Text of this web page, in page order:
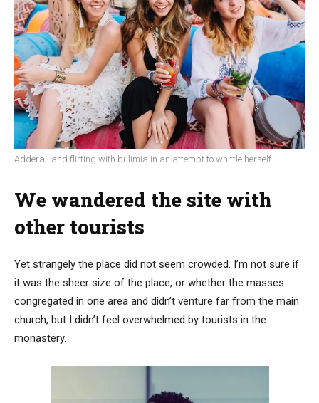
Adderall and flirting with bulimia in an attempt to whittle herself
We wandered the site with
other tourists
Yet strangely the place did not seem crowded. I’m not sure if
it was the sheer size of the place, or whether the masses
congregated in one area and didn’t venture far from the main
church, but I didn’t feel overwhelmed by tourists in the
monastery.